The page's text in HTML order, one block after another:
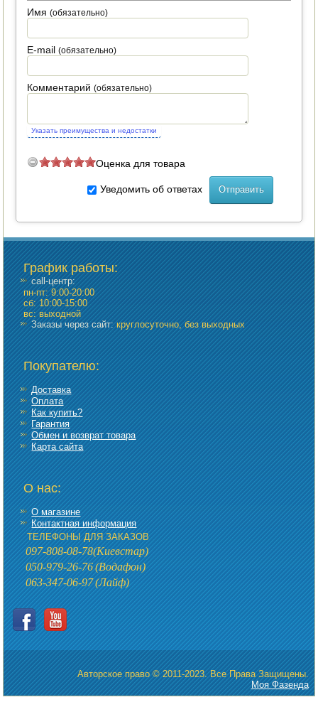
Имя(обязательно)
E-mail(обязательно)
Комментарий(обязательно)
Указать преимущества и недостатки
Оценка для товара
Уведомить об ответах
График работы:
call-центр:
пн-пт: 9:00-20:00
сб: 10:00-15:00
вс: выходной
Заказы через сайт:круглосуточно, без выходных
Покупателю:
Доставка
Оплата
Как купить?
Гарантия
Обмен и возврат товара
Карта сайта
О нас:
О магазине
Контактная информация
ТЕЛЕФОНЫ ДЛЯ ЗАКАЗОВ
097-808-08-78(Киевстар)
050-979-26-76(Водафон)
063-347-06-97(Лайф)
Авторское право © 2011-2023. Все Права Защищены.
Моя Фазенда